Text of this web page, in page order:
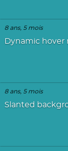
8 ans, 5 mois
Dynamic hover
8 ans, 5 mois
Slanted